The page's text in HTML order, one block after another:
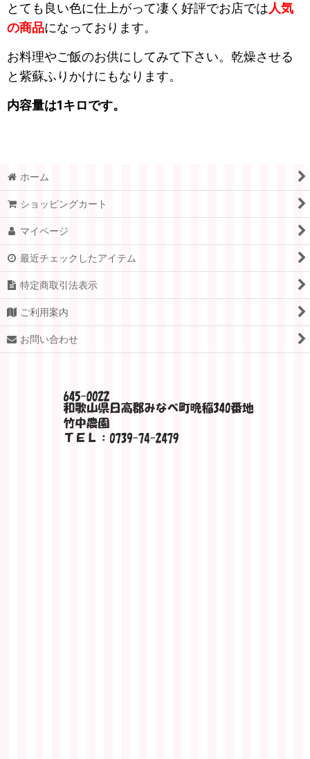
とても良い色に仕上がって凄く好評でお店では人気
の商品になっております。
お料理やご飯のお供にしてみて下さい。乾燥させる
と紫蘇ふりかけにもなります。
内容量は1キロです。
ホーム
ショッピングカート
マイページ
最近チェックしたアイテム
特定商取引法表示
ご利用案内
お問い合わせ